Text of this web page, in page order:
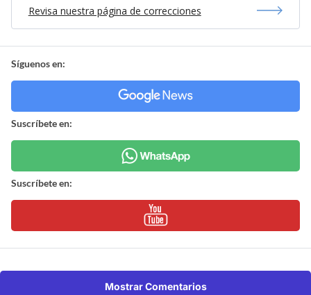
Revisa nuestra página de correcciones
Síguenos en:
Suscríbete en:
Suscríbete en:
Mostrar Comentarios